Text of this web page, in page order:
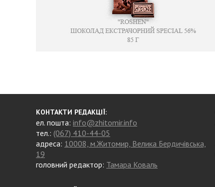
КОНТАКТИ РЕДАКЦІЇ:
ел. пошта: info@zhitomir.info
тел.: (067) 410-44-05
адреса: 10008, м.Житомир, Велика Бердичівська,
19
головний редактор: Тамара Коваль